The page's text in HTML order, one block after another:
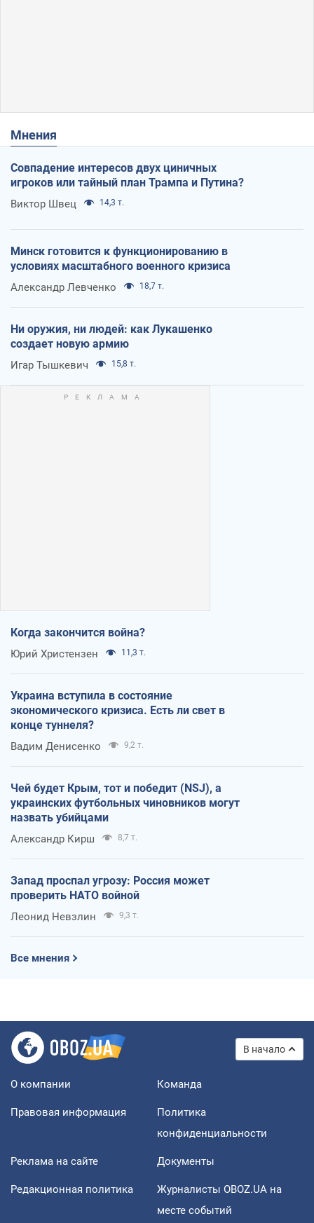
Мнения
Совпадение интересов двух циничных
игроков или тайный план Трампа и Путина?
Виктор Швец 14,3 т.
Минск готовится к функционированию в
условиях масштабного военного кризиса
Александр Левченко 18,7 т.
Ни оружия, ни людей: как Лукашенко
создает новую армию
Игар Тышкевич 15,8 т.
Когда закончится война?
Юрий Христензен 11,3 т.
Украина вступила в состояние
экономического кризиса. Есть ли свет в
конце туннеля?
Вадим Денисенко 9,2 т.
Чей будет Крым, тот и победит (NSJ), а
украинских футбольных чиновников могут
назвать убийцами
Александр Кирш 8,7 т.
Запад проспал угрозу: Россия может
проверить НАТО войной
Леонид Невзлин 9,3 т.
Все мнения
В начало
О компании Команда
Правовая информация
Политика
конфиденциальности
Реклама на сайте Документы
Редакционная политика
Журналисты OBOZ.UA на
месте событий